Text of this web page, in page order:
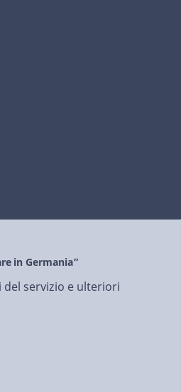
in Germania”
servizio e ulteriori